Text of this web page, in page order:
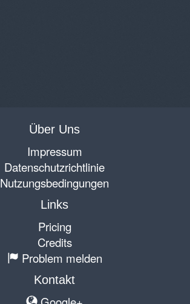
Über Uns
Impressum
Datenschutzrichtlinie
Nutzungsbedingungen
Links
Pricing
Credits
Problem melden
Kontakt